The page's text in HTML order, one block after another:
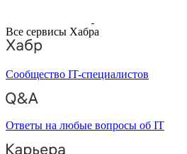
Все сервисы Хабра
Сообщество IT-специалистов
Ответы на любые вопросы об IT